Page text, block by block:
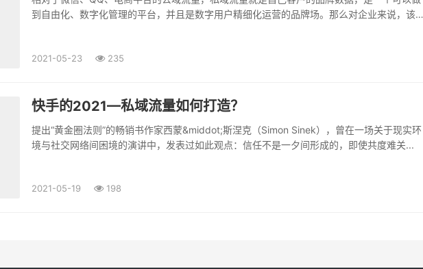
到自由化、数字化管理的平台，并且是数字用户精细化运营的品牌场。那么对企业来说，该如
2021-05-23 235
快手的2021—私域流量如何打造？
提出“黄金圈法则”的畅销书作家西蒙&middot;斯涅克（Simon Sinek），曾在一场关于现实环
境与社交网络间困境的演讲中，发表过如此观点：信任不是一夕间形成的，即使共度难关...
2021-05-19 198